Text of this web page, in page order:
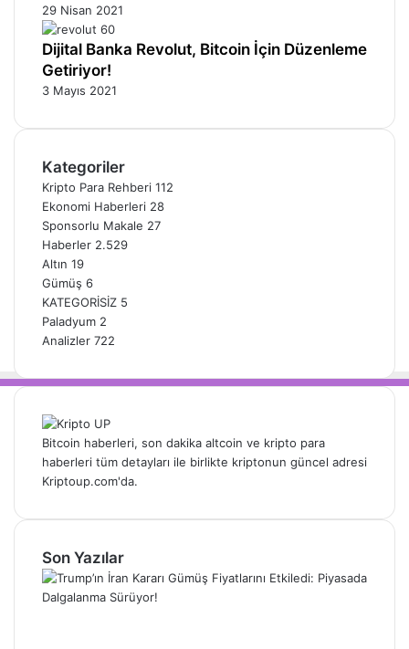
29 Nisan 2021
Dijital Banka Revolut, Bitcoin İçin Düzenleme
Getiriyor!
3 Mayıs 2021
Kategoriler
Kripto Para Rehberi 112
Ekonomi Haberleri 28
Sponsorlu Makale 27
Haberler 2.529
Altın 19
Gümüş 6
KATEGORİSİZ 5
Paladyum 2
Analizler 722
Bitcoin haberleri, son dakika altcoin ve kripto para
haberleri tüm detayları ile birlikte kriptonun güncel adresi
Kriptoup.com'da.
Son Yazılar